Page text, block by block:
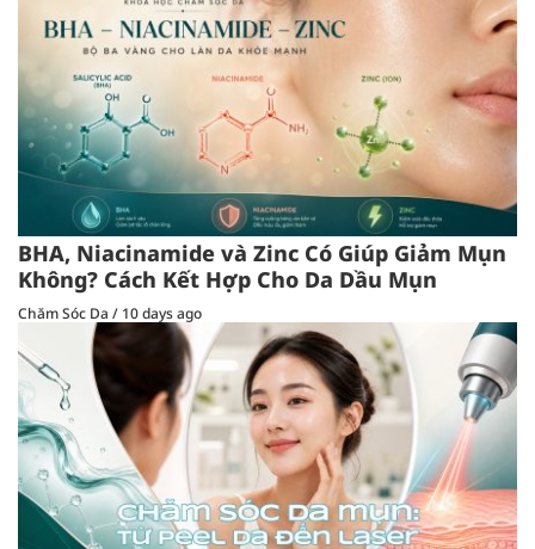
BHA, Niacinamide và Zinc Có Giúp Giảm Mụn
Không? Cách Kết Hợp Cho Da Dầu Mụn
Chăm Sóc Da / 10 days ago